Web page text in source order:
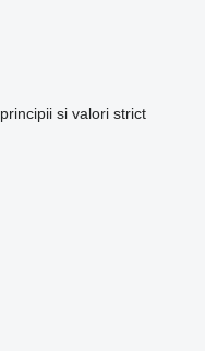
si valori strict